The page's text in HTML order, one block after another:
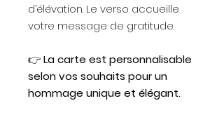
d’élévation. Le verso accueille
votre message de gratitude.
👉La carte est personnalisable
selon vos souhaits pour un
hommage unique et élégant.